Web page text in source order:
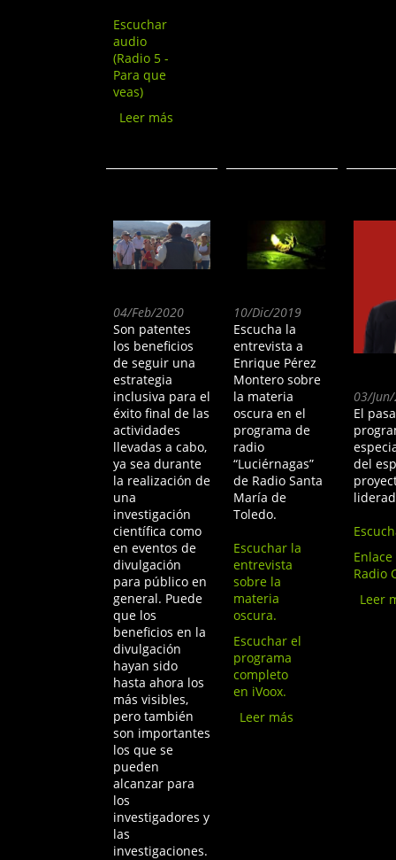
Escuchar
audio
(Radio 5 -
Para que
veas)
Leer más
04/Feb/2020
Son patentes
los beneficios
de seguir una
estrategia
inclusiva para el
éxito final de las
actividades
llevadas a cabo,
ya sea durante
la realización de
una
investigación
científica como
en eventos de
divulgación
para público en
general. Puede
que los
beneficios en la
divulgación
hayan sido
hasta ahora los
más visibles,
pero también
son importantes
los que se
pueden
alcanzar para
los
investigadores y
las
investigaciones.
10/Dic/2019
Escucha la
entrevista a
Enrique Pérez
Montero sobre
la materia
oscura en el
programa de
radio
“Luciérnagas”
de Radio Santa
María de
Toledo.
Escuchar la
entrevista
sobre la
materia
oscura.
Escuchar el
programa
completo
en iVoox.
Leer más
03/
El
del
Radio
Leer